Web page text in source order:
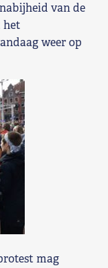
van de
het
weer op
mag